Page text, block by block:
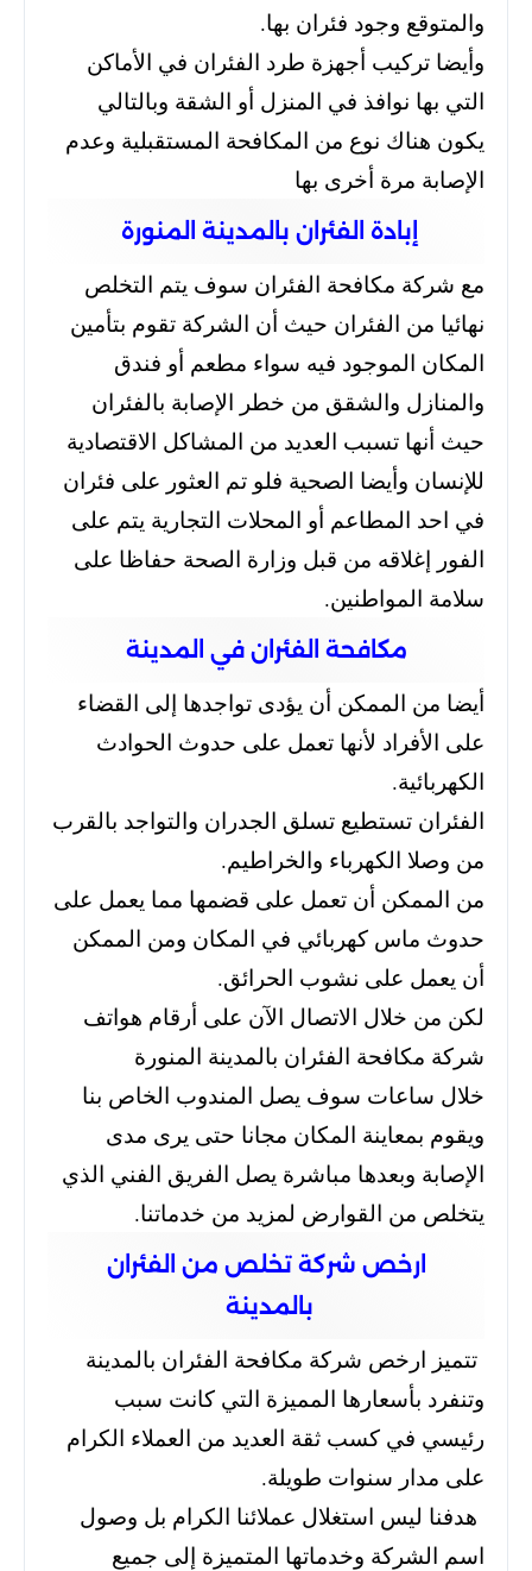
والمتوقع وجود فئران بها.
وأيضا تركيب أجهزة طرد الفئران في الأماكن
التي بها نوافذ في المنزل أو الشقة وبالتالي
يكون هناك نوع من المكافحة المستقبلية وعدم
الإصابة مرة أخرى بها
إبادة الفئران بالمدينة المنورة
مع شركة مكافحة الفئران سوف يتم التخلص
نهائيا من الفئران حيث أن الشركة تقوم بتأمين
المكان الموجود فيه سواء مطعم أو فندق
والمنازل والشقق من خطر الإصابة بالفئران
حيث أنها تسبب العديد من المشاكل الاقتصادية
للإنسان وأيضا الصحية فلو تم العثور على فئران
في احد المطاعم أو المحلات التجارية يتم على
الفور إغلاقه من قبل وزارة الصحة حفاظا على
سلامة المواطنين.
مكافحة الفئران في المدينة
أيضا من الممكن أن يؤدى تواجدها إلى القضاء
على الأفراد لأنها تعمل على حدوث الحوادث
الكهربائية.
الفئران تستطيع تسلق الجدران والتواجد بالقرب
من وصلا الكهرباء والخراطيم.
من الممكن أن تعمل على قضمها مما يعمل على
حدوث ماس كهربائي في المكان ومن الممكن
أن يعمل على نشوب الحرائق.
لكن من خلال الاتصال الآن على أرقام هواتف
شركة مكافحة الفئران بالمدينة المنورة
خلال ساعات سوف يصل المندوب الخاص بنا
ويقوم بمعاينة المكان مجانا حتى يرى مدى
الإصابة وبعدها مباشرة يصل الفريق الفني الذي
يتخلص من القوارض لمزيد من خدماتنا.
ارخص شركة تخلص من الفئران
بالمدينة
تتميز ارخص شركة مكافحة الفئران بالمدينة
وتنفرد بأسعارها المميزة التي كانت سبب
رئيسي في كسب ثقة العديد من العملاء الكرام
على مدار سنوات طويلة.
هدفنا ليس استغلال عملائنا الكرام بل وصول
اسم الشركة وخدماتها المتميزة إلى جميع